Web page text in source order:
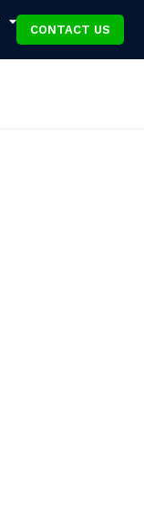
CONTACT US